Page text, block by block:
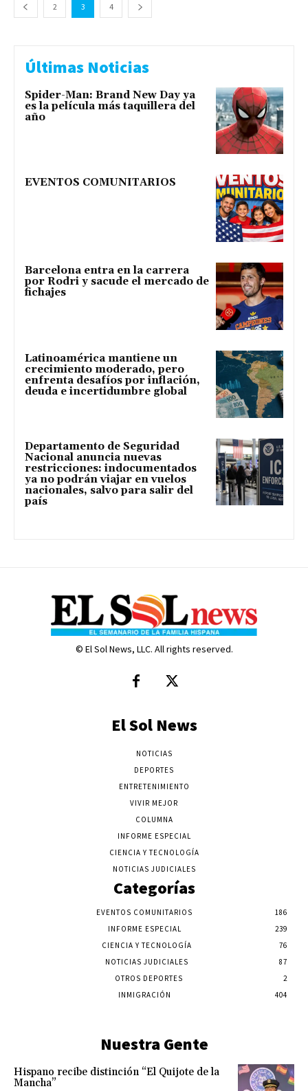
2 3 4
Últimas Noticias
Spider-Man: Brand New Day ya
es la película más taquillera del
año
EVENTOS COMUNITARIOS
Barcelona entra en la carrera
por Rodri y sacude el mercado de
fichajes
Latinoamérica mantiene un
crecimiento moderado, pero
enfrenta desafíos por inflación,
deuda e incertidumbre global
Departamento de Seguridad
Nacional anuncia nuevas
restricciones: indocumentados
ya no podrán viajar en vuelos
nacionales, salvo para salir del
país
© El Sol News, LLC. All rights reserved.
El Sol News
NOTICIAS
DEPORTES
ENTRETENIMIENTO
VIVIR MEJOR
COLUMNA
INFORME ESPECIAL
CIENCIA Y TECNOLOGÍA
NOTICIAS JUDICIALES
Categorías
EVENTOS COMUNITARIOS
186
INFORME ESPECIAL
239
CIENCIA Y TECNOLOGÍA
76
NOTICIAS JUDICIALES
87
OTROS DEPORTES
2
INMIGRACIÓN
404
Nuestra Gente
Hispano recibe distinción “El Quijote de la
Mancha”